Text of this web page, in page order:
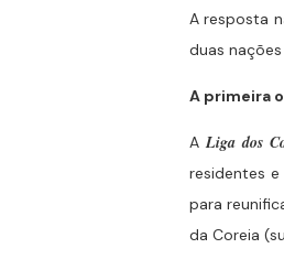
A resposta
duas
A primeira
ALiga dos
residentes
para
da Coreia